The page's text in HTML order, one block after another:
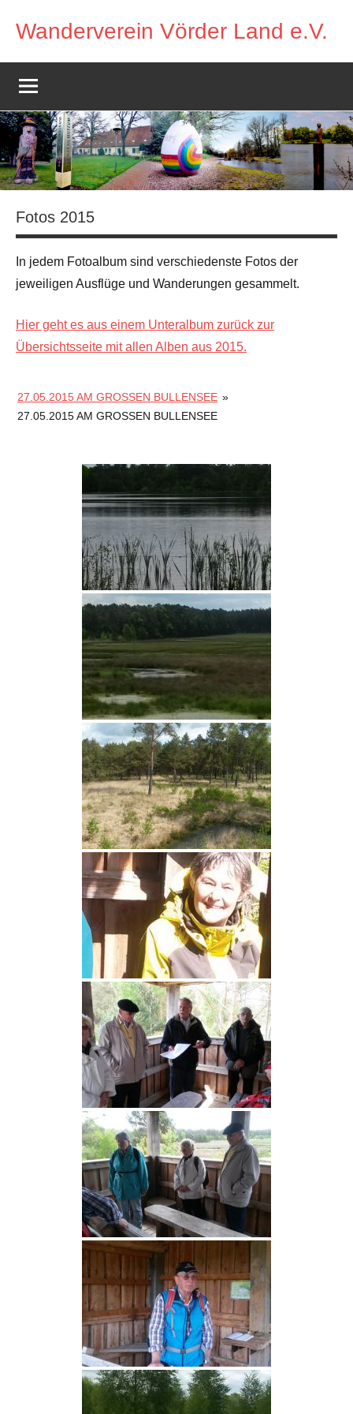
InhaltWanderverein Vörder Land e.V.
Fotos 2015
In jedem Fotoalbum sind verschiedenste Fotos der
jeweiligen Ausflüge und Wanderungen gesammelt.
Hier geht es aus einem Unteralbum zurück zur
Übersichtsseite mit allen Alben aus 2015.
27.05.2015 AM GROSSEN BULLENSEE »
27.05.2015 AM GROSSEN BULLENSEE